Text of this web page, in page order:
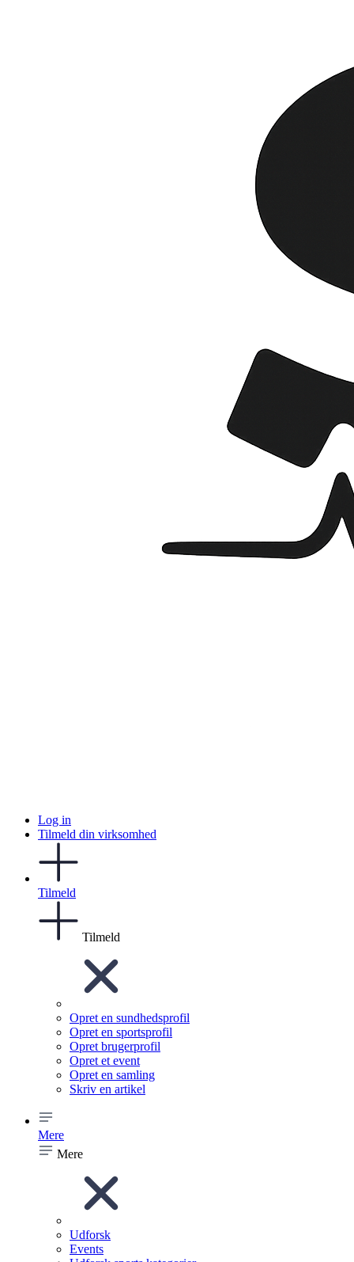
Log in
Tilmeld din virksomhed
Tilmeld
Tilmeld
Opret en sundhedsprofil
Opret en sportsprofil
Opret brugerprofil
Opret et event
Opret en samling
Skriv en artikel
Mere
Mere
Udforsk
Events